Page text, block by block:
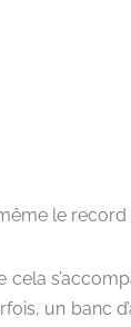
le
cela
un banc